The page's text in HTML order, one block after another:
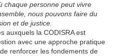
chaque personne peut vivre
nous pouvons faire du
et de justice.
auxquels la CODISRA est
avec une approche pratique
renforcer les fondements de